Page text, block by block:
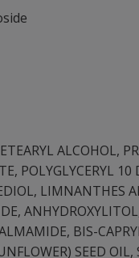
ALCOHOL,
POLYGLYCERYL
LIMNANTHES
BIS-
SEED OIL,